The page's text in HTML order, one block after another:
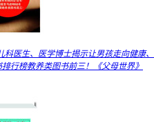
医生、医学博士揭示让男孩走向健康、
行榜教养类图书前三！《父母世界》